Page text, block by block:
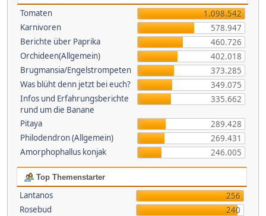
Tomaten
1.098.542
Karnivoren
578.947
Berichte über Paprika
460.726
Orchideen(Allgemein)
402.018
Brugmansia/Engelstrompeten
373.285
Was blüht denn jetzt bei euch?
349.075
Infos und Erfahrungsberichte
rund um die Banane
335.662
Pitaya
289.428
Philodendron (Allgemein)
269.431
Amorphophallus konjak
246.005
Top Themenstarter
Lantanos
256
Rosebud
240